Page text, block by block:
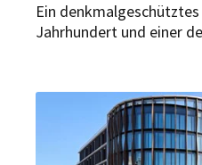
Ein
Jahrhundert und einer
Mai 2026 öffnet COMO
Türen; und Fabien Ferré
kulinarische Leitung.